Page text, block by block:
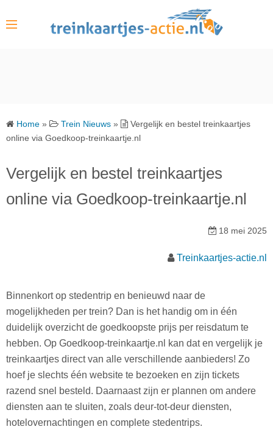
Home » Trein Nieuws »
Vergelijk en bestel treinkaartjes
online via Goedkoop-treinkaartje.nl
Vergelijk en bestel treinkaartjes
online via Goedkoop-treinkaartje.nl
18 mei 2025
Treinkaartjes-actie.nl
Binnenkort op stedentrip en benieuwd naar de
mogelijkheden per trein? Dan is het handig om in één
duidelijk overzicht de goedkoopste prijs per reisdatum te
hebben. Op Goedkoop-treinkaartje.nl kan dat en vergelijk je
treinkaartjes direct van alle verschillende aanbieders! Zo
hoef je slechts één website te bezoeken en zijn tickets
razend snel besteld. Daarnaast zijn er plannen om andere
diensten aan te sluiten, zoals deur-tot-deur diensten,
hotelovernachtingen en complete stedentrips.